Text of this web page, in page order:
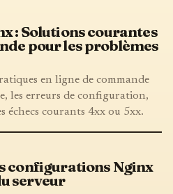
: Solutions courantes
pour les problèmes
en ligne de commande
les erreurs de configuration,
échecs courants 4xx ou 5xx.
configurations Nginx
serveur